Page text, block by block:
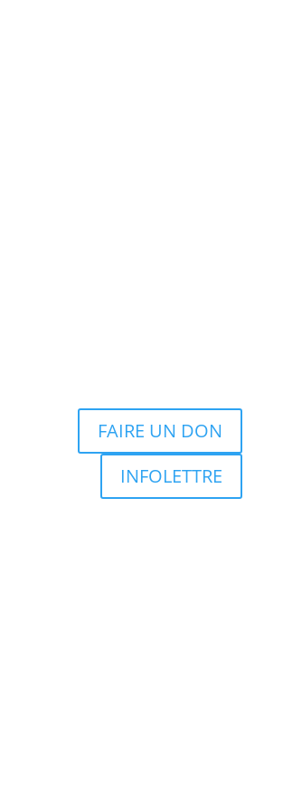
FAIRE UN DON
INFOLETTRE